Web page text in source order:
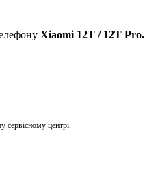
Xiaomi 12T / 12T Pro.
сервісному центрі.